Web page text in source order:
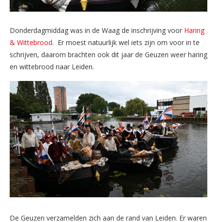
Donderdagmiddag was in de Waag de inschrijving voor Haring
& Wittebrood. Er moest natuurlijk wel iets zijn om voor in te
schrijven, daarom brachten ook dit jaar de Geuzen weer haring
en wittebrood naar Leiden.
De Geuzen verzamelden zich aan de rand van Leiden. Er waren